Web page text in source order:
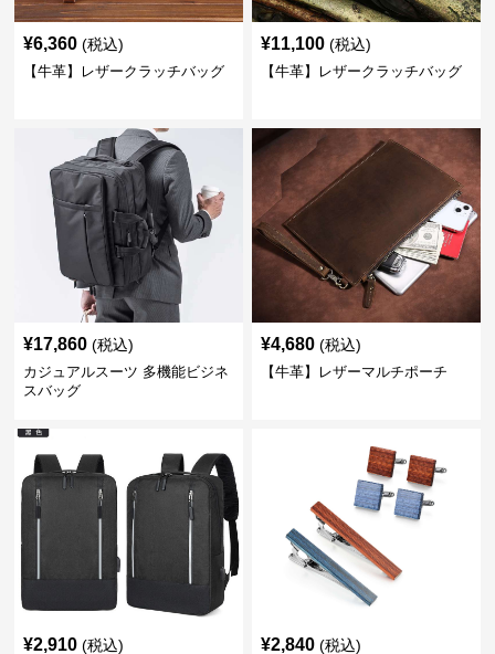
¥6,360 (税込)
【牛革】レザークラッチバッグ
¥11,100 (税込)
【牛革】レザークラッチバッグ
¥17,860 (税込)
カジュアルスーツ 多機能ビジネ
スバッグ
¥4,680 (税込)
【牛革】レザーマルチポーチ
¥2,910 (税込) ¥2,840 (税込)